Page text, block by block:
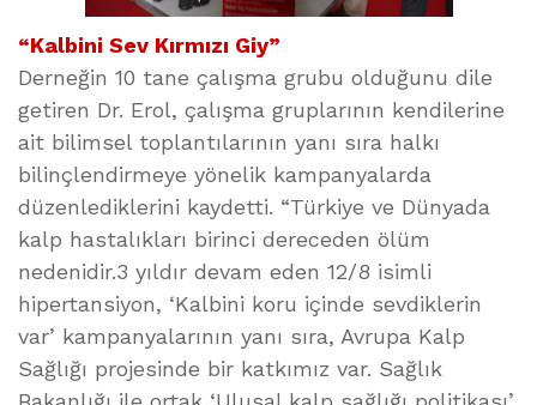
“Kalbini Sev Kırmızı Giy”
Derneğin 10 tane çalışma grubu olduğunu dile
getiren Dr. Erol, çalışma gruplarının kendilerine
ait bilimsel toplantılarının yanı sıra halkı
bilinçlendirmeye yönelik kampanyalarda
düzenlediklerini kaydetti. “Türkiye ve Dünyada
kalp hastalıkları birinci dereceden ölüm
nedenidir.3 yıldır devam eden 12/8 isimli
hipertansiyon, ‘Kalbini koru içinde sevdiklerin
var’ kampanyalarının yanı sıra, Avrupa Kalp
Sağlığı projesinde bir katkımız var. Sağlık